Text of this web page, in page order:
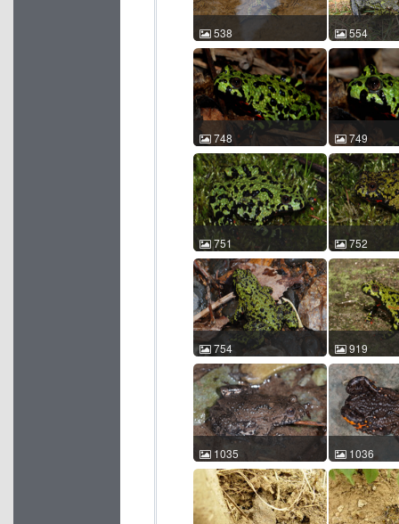
538
东方铃蟾 Bombina
orientalis 车静 2010-05-13
15:12:36 中国吉林 ACM
id:538
554
东方铃蟾
orientalis 车
12:13:34 中
id:554
748
东方铃蟾 Bombina
orientalis 车静 2010-05-12
12:05:25 中国吉林 ACM
id:748
749
东方铃蟾
orientalis 车
12:06:07 中
id:749
751
东方铃蟾 Bombina
orientalis 车静 2010-05-13
11:29:53 中国吉林 ACM
id:751
752
东方铃蟾
orientalis 车
11:32:23 中
id:752
754
东方铃蟾 Bombina
orientalis 车静 2010-05-13
16:22:43 中国吉林 ACM
id:754
919
东方铃蟾
orientalis 郭
07:07:34 中
id:919
1035
东方铃蟾 Bombina
orientalis 王剀 王剀 2014-
06-22 21:34:05 中国北京
ACM id:1035
1036
东方铃蟾
orientalis 王
06-22
ACM id:1036